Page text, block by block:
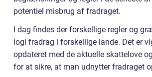
potentiel misbrug af fradraget.
I dag findes der forskellige regler og
logi fradrag i forskellige lande. Det er
opdateret med de aktuelle skattelove
for at sikre, at man udnytter fradraget